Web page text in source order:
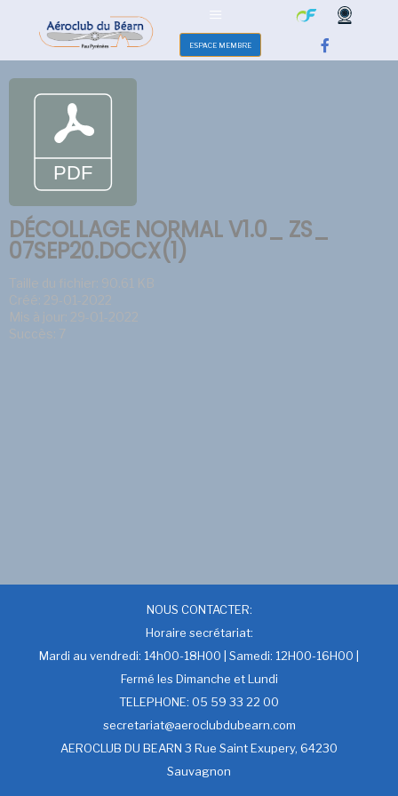
ESPACE MEMBRE
DÉCOLLAGE NORMAL V1.0_ ZS_
07SEP20.DOCX(1)
Taille du fichier: 90.61 KB
Créé: 29-01-2022
Mis à jour: 29-01-2022
Succès: 7
NOUS CONTACTER:
Horaire secrétariat:
Mardi au vendredi: 14h00-18H00 | Samedi: 12H00-16H00 |
Fermé les Dimanche et Lundi
TELEPHONE: 05 59 33 22 00
secretariat@aeroclubdubearn.com
AEROCLUB DU BEARN 3 Rue Saint Exupery, 64230
Sauvagnon